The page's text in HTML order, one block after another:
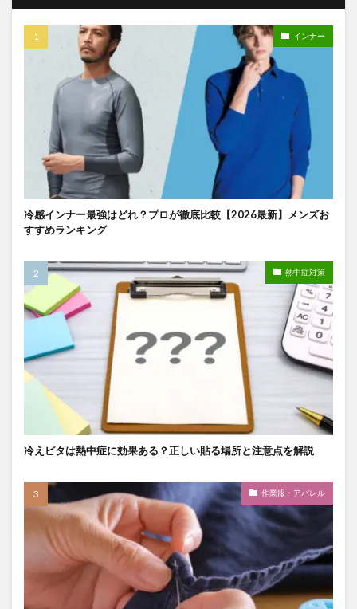
インナー
冷感インナー最強はどれ？プロが徹底比較【2026最新】メンズお
すすめランキング
熱中症対策
冷えピタは熱中症に効果ある？正しい貼る場所と注意点を解説
作業服・アパレル